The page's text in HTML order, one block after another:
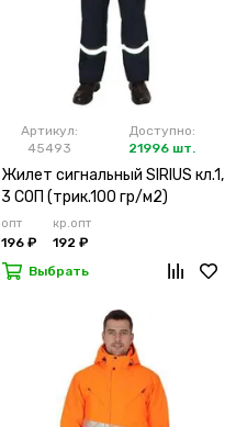
Артикул:
45493
Доступно:
21996 шт.
Жилет сигнальный SIRIUS кл.1,
3 СОП (трик.100 гр/м2)
оранжевый
опт
196 ₽
кр.опт
192 ₽
Выбрать